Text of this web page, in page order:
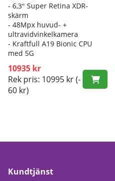
- 6,3" Super Retina XDR-
skärm
- 48Mpx huvud- +
ultravidvinkelkamera
- Kraftfull A19 Bionic CPU
med 5G
10935 kr
Rek pris: 10995 kr(-
60 kr)
Kundtjänst